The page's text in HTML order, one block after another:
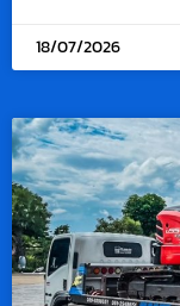
18/07/2026